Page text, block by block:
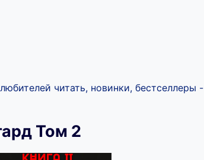
читать, новинки, бестселлеры -
Том 2